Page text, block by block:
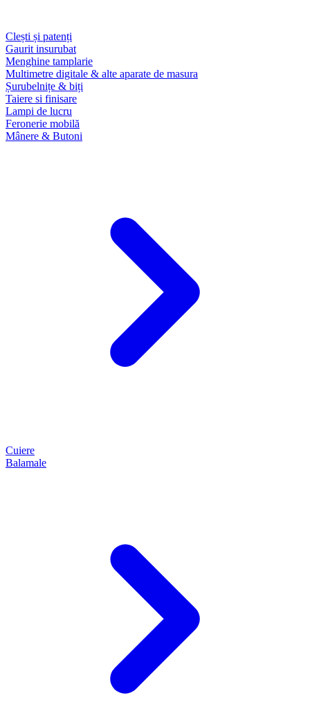
Clești și patenți
Gaurit insurubat
Menghine tamplarie
Multimetre digitale & alte aparate de masura
Șurubelnițe & biți
Taiere si finisare
Lampi de lucru
Feronerie mobilă
Mânere & Butoni
Cuiere
Balamale